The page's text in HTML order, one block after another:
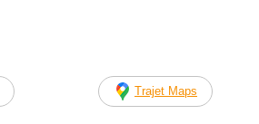
Trajet Maps